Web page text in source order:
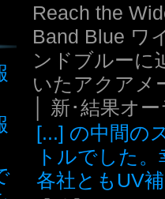
Reach the
Band Blue ワ
ンドブルーに
いたアクアメ
│ 新･結果オ
[...] の中間の
トルでした
各社ともUV